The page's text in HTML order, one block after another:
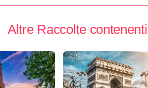
Altre Raccolte